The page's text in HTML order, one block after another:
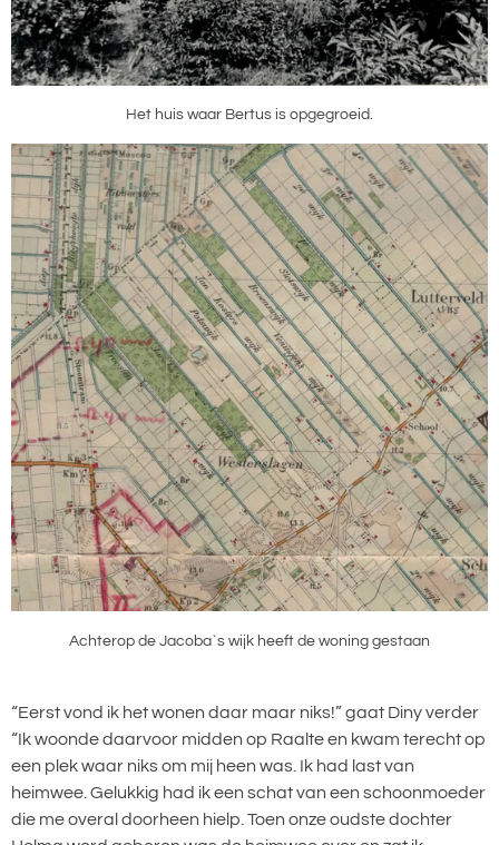
Het huis waar Bertus is opgegroeid.
Achterop de Jacoba`s wijk heeft de woning gestaan
“Eerst vond ik het wonen daar maar niks!” gaat Diny verder
“Ik woonde daarvoor midden op Raalte en kwam terecht op
een plek waar niks om mij heen was. Ik had last van
heimwee. Gelukkig had ik een schat van een schoonmoeder
die me overal doorheen hielp. Toen onze oudste dochter